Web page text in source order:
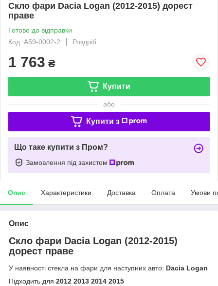
Скло фари Dacia Logan (2012-2015) дорест
праве
Готово до відправки
Код: A59-0002-2
Роздріб
1 763 ₴
Купити
або
Купити з
Що таке купити з Пром?
Замовлення під захистом
Опис Характеристики Доставка Оплата Умови
Опис
Скло фари Dacia Logan (2012-2015)
дорест праве
У наявності стекла на фари для наступних авто: Dacia Logan
Підходить для 2012 2013 2014 2015